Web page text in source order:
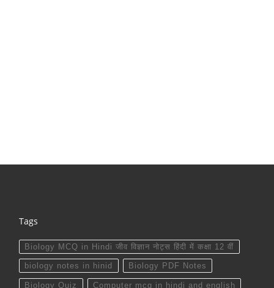
Tags
Biology MCQ in Hindi जीव विज्ञान नोट्स हिंदी में कक्षा 12 वीं
biology notes in hinid Biology PDF Notes
Biology Quiz Computer mcq in hindi and english